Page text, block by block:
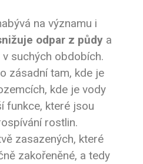
na významu i
odpar z půdy a
suchých obdobích.
zásadní tam, kde je
kde je vody
funkce, které jsou
rostlin.
zasazených, které
zakořeněné, a tedy